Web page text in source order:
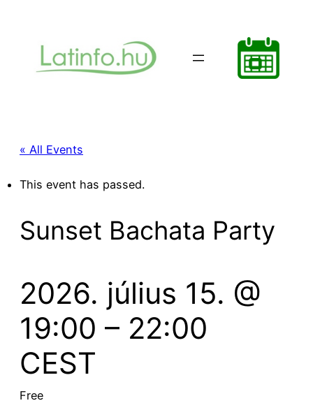
« All Events
This event has passed.
Sunset Bachata Party
2026. július 15. @
19:00 – 22:00
CEST
Free